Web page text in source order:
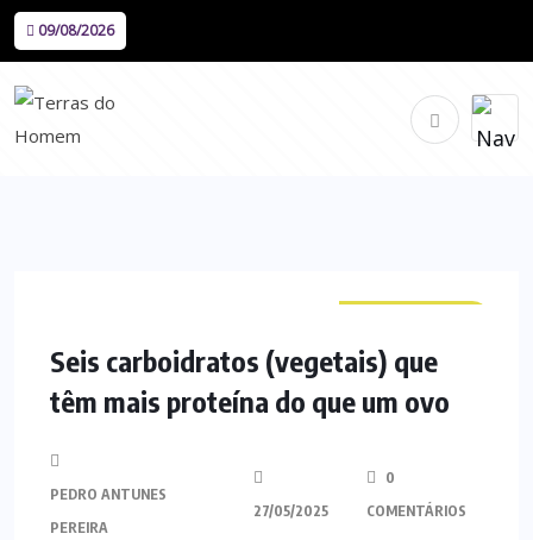
09/08/2026
Seis carboidratos (vegetais) que
têm mais proteína do que um ovo
PEDRO ANTUNES
PEREIRA
27/05/2025
0
COMENTÁRIOS